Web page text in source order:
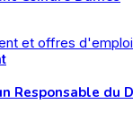
Responsable du